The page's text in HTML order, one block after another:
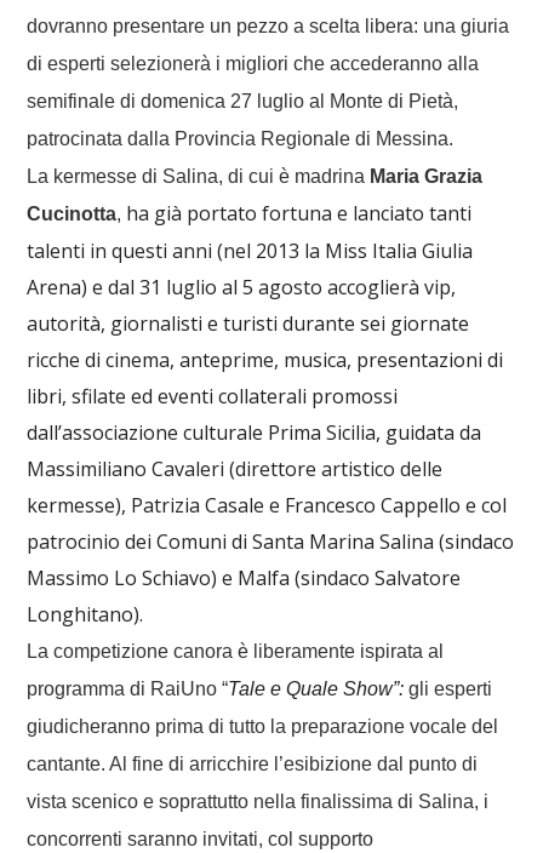
dovranno presentare un pezzo a scelta libera: una giuria
di esperti selezionerà i migliori che accederanno alla
semifinale di domenica 27 luglio al Monte di Pietà,
patrocinata dalla Provincia Regionale di Messina.
La kermesse di Salina, di cui è madrina Maria Grazia
Cucinotta, ha già portato fortuna e lanciato tanti
talenti in questi anni (nel 2013 la Miss Italia Giulia
Arena) e dal 31 luglio al 5 agosto accoglierà vip,
autorità, giornalisti e turisti durante sei giornate
ricche di cinema, anteprime, musica, presentazioni di
libri, sfilate ed eventi collaterali promossi
dall’associazione culturale Prima Sicilia, guidata da
Massimiliano Cavaleri (direttore artistico delle
kermesse), Patrizia Casale e Francesco Cappello e col
patrocinio dei Comuni di Santa Marina Salina (sindaco
Massimo Lo Schiavo) e Malfa (sindaco Salvatore
Longhitano).
La competizione canora è liberamente ispirata al
programma di RaiUno “Tale e Quale Show”:gli esperti
giudicheranno prima di tutto la preparazione vocale del
cantante. Al fine di arricchire l’esibizione dal punto di
vista scenico e soprattutto nella finalissima di Salina, i
concorrenti saranno invitati, col supporto